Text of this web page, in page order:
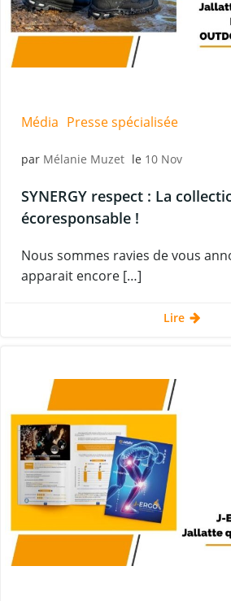
Média Presse spécialisée
par Mélanie Muzet le 10 Nov
SYNERGY respect : La
écoresponsable !
Nous sommes ravies de vous
apparait encore […]
Lire